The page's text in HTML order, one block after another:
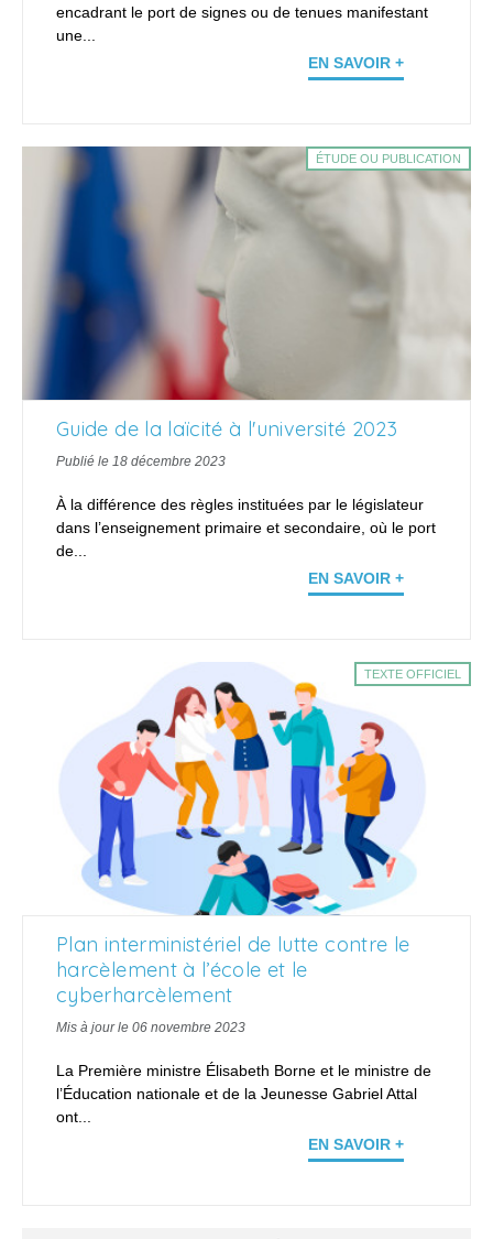
encadrant le port de signes ou de tenues manifestant
une...
EN SAVOIR +
ÉTUDE OU PUBLICATION
Guide de la laïcité à l'université 2023
Publié le 18 décembre 2023
À la différence des règles instituées par le législateur
dans l’enseignement primaire et secondaire, où le port
de...
EN SAVOIR +
TEXTE OFFICIEL
Plan interministériel de lutte contre le
harcèlement à l’école et le
cyberharcèlement
Mis à jour le 06 novembre 2023
La Première ministre Élisabeth Borne et le ministre de
l’Éducation nationale et de la Jeunesse Gabriel Attal
ont...
EN SAVOIR +